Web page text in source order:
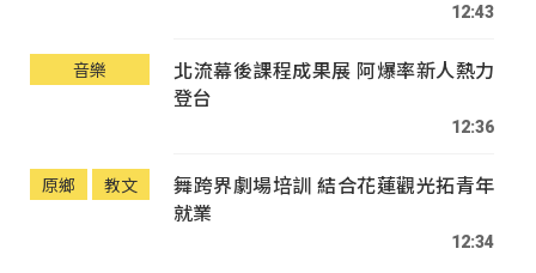
12:43
音樂
北流幕後課程成果展 阿爆率新人熱力
登台
12:36
原鄉 教文
舞跨界劇場培訓 結合花蓮觀光拓青年
就業
12:34